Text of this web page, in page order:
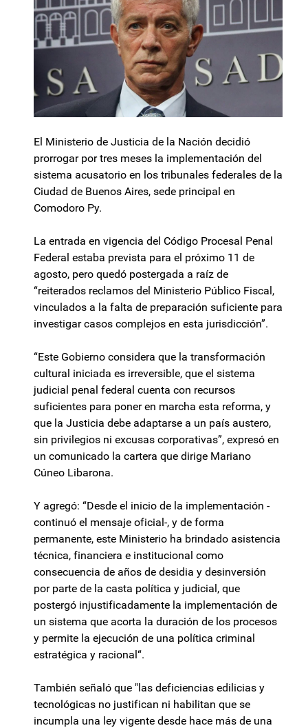
El Ministerio de Justicia de la Nación decidió
prorrogar por tres meses la implementación del
sistema acusatorio en los tribunales federales de la
Ciudad de Buenos Aires, sede principal en
Comodoro Py.
La entrada en vigencia del Código Procesal Penal
Federal estaba prevista para el próximo 11 de
agosto, pero quedó postergada a raíz de
“reiterados reclamos del Ministerio Público Fiscal,
vinculados a la falta de preparación suficiente para
investigar casos complejos en esta jurisdicción”.
“Este Gobierno considera que la transformación
cultural iniciada es irreversible, que el sistema
judicial penal federal cuenta con recursos
suficientes para poner en marcha esta reforma, y
que la Justicia debe adaptarse a un país austero,
sin privilegios ni excusas corporativas”, expresó en
un comunicado la cartera que dirige Mariano
Cúneo Libarona.
Y agregó: “Desde el inicio de la implementación -
continuó el mensaje oficial-, y de forma
permanente, este Ministerio ha brindado asistencia
técnica, financiera e institucional como
consecuencia de años de desidia y desinversión
por parte de la casta política y judicial, que
postergó injustificadamente la implementación de
un sistema que acorta la duración de los procesos
y permite la ejecución de una política criminal
estratégica y racional“.
También señaló que "las deficiencias edilicias y
tecnológicas no justifican ni habilitan que se
incumpla una ley vigente desde hace más de una